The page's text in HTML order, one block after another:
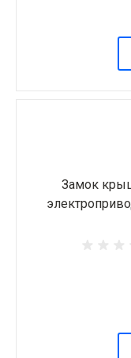
Замок